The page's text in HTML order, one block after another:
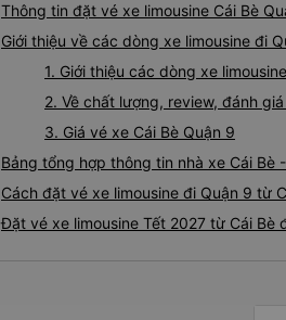
Thông tin đặt vé xe limousine Cái Bè
Giới thiệu về các dòng xe limousine đi
1. Giới thiệu các dòng xe
2. Về chất lượng, review, đánh
3. Giá vé xe Cái Bè Quận 9
Bảng tổng hợp thông tin nhà xe Cái Bè
Cách đặt vé xe limousine đi Quận 9 từ
Đặt vé xe limousine Tết 2027 từ Cái Bè